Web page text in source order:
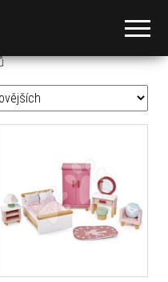
Seřazeno od nejnovějších